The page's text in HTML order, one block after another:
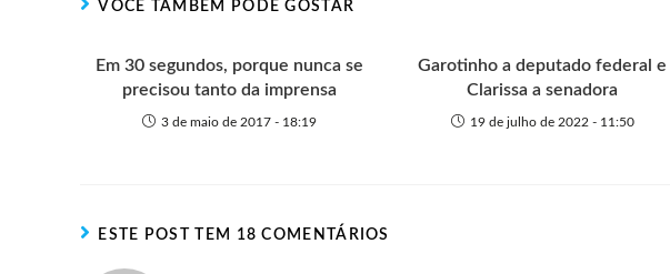
e
k
p
e
VOCÊ TAMBÉM PODE GOSTAR
Em 30 segundos, porque nunca se
precisou tanto da imprensa
3 de maio de 2017 - 18:19
Garotinho a deputado federal e
Clarissa a senadora
19 de julho de 2022 - 11:50
ESTE POST TEM 18 COMENTÁRIOS